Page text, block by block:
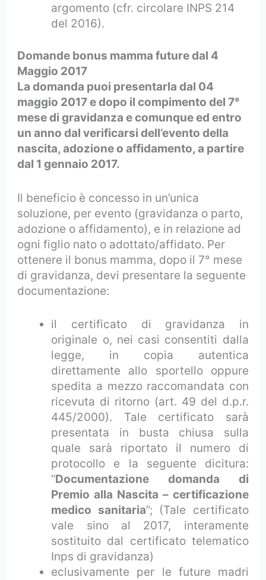
argomento (cfr. circolare INPS 214
del 2016).
Domande bonus mamma future dal 4
Maggio 2017
La domanda puoi presentarla dal 04
maggio 2017 e dopo il compimento del 7°
mese di gravidanza e comunque ed entro
un anno dal verificarsi dell’evento della
nascita, adozione o affidamento, a partire
dal 1 gennaio 2017.
Il beneficio è concesso in un’unica
soluzione, per evento (gravidanza o parto,
adozione o affidamento), e in relazione ad
ogni figlio nato o adottato/affidato. Per
ottenere il bonus mamma, dopo il 7° mese
di gravidanza, devi presentare la seguente
documentazione:
il certificato di gravidanza in
originale o, nei casi consentiti dalla
legge, in copia autentica
direttamente allo sportello oppure
spedita a mezzo raccomandata con
ricevuta di ritorno (art. 49 del d.p.r.
445/2000). Tale certificato sarà
presentata in busta chiusa sulla
quale sarà riportato il numero di
protocollo e la seguente dicitura:
“Documentazione domanda di
Premio alla Nascita – certificazione
medico sanitaria”; (Tale certificato
vale sino al 2017, interamente
sostituito dal certificato telematico
Inps di gravidanza)
eclusivamente per le future madri